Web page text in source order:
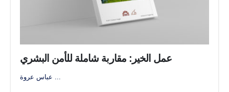
عمل الخير: مقاربة شاملة للأمن البشري
عباس عروة ...